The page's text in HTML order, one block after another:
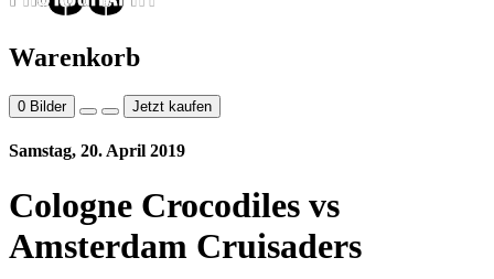
Warenkorb
0 Bilder Jetzt kaufen
Samstag, 20. April 2019
Cologne Crocodiles vs
Amsterdam Cruisaders